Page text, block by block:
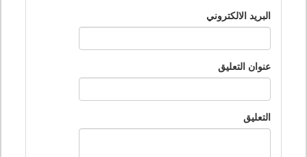
البريد الالكتروني
عنوان التعليق
التعليق